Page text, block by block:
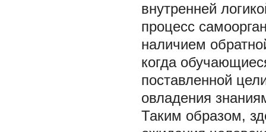
внутренней
процесс
наличием
когда
поставленной
овладения
Таким образом,